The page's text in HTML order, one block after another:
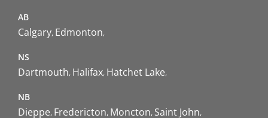
AB
Calgary Edmonton
NS
Dartmouth Halifax Hatchet Lake
NB
Dieppe Fredericton Moncton Saint John